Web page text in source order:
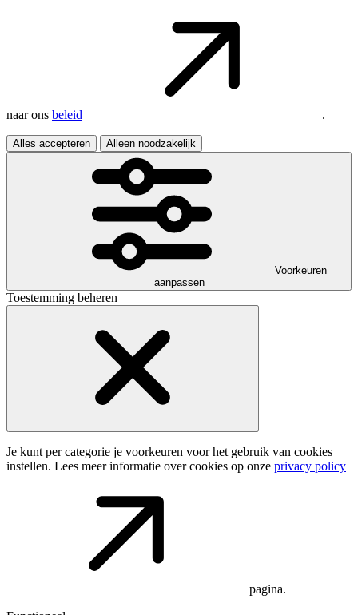
naar ons beleid .
Alles accepteren Alleen noodzakelijk
Voorkeuren
aanpassen
Toestemming beheren
Je kunt per categorie je voorkeuren voor het gebruik van cookies
instellen. Lees meer informatie over cookies op onze privacy policy
pagina.